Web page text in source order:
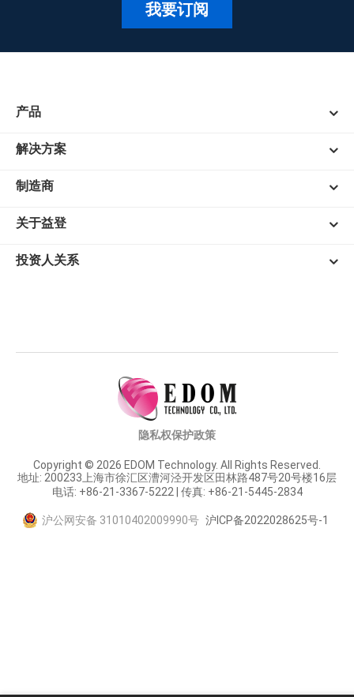
我要订阅
产品
解决方案
制造商
关于益登
投资人关系
Copyright © 2026 EDOM Technology. All Rights Reserved.
地址: 200233上海市徐汇区漕河泾开发区田林路487号20号楼16层
电话: +86-21-3367-5222 | 传真: +86-21-5445-2834
沪公网安备 31010402009990号 沪ICP备2022028625号-1
隐私权保护政策